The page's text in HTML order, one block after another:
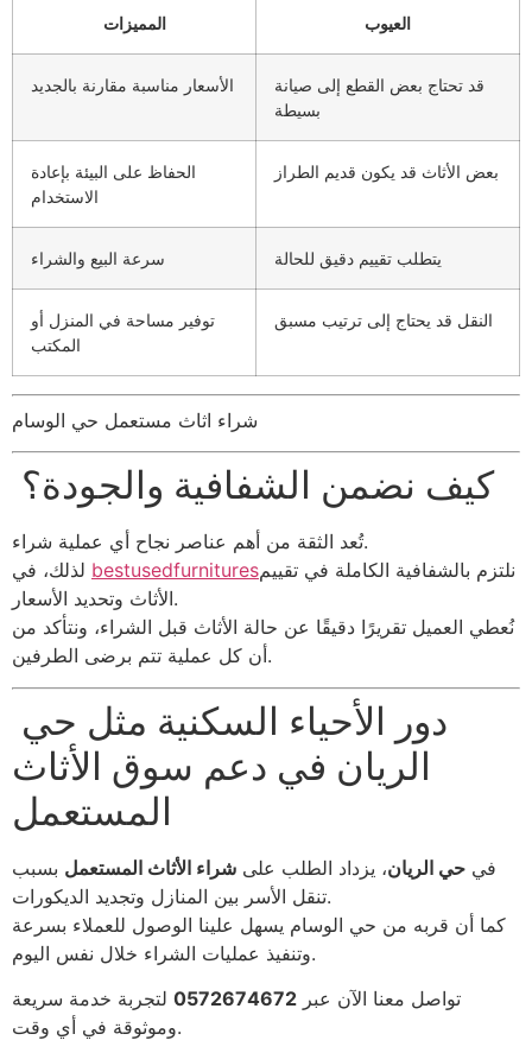
المميزات العيوب
الأسعار مناسبة مقارنة بالجديد
قد تحتاج بعض القطع إلى صيانة
بسيطة
الحفاظ على البيئة بإعادة
الاستخدام
بعض الأثاث قد يكون قديم الطراز
سرعة البيع والشراء يتطلب تقييم دقيق للحالة
توفير مساحة في المنزل أو
المكتب
النقل قد يحتاج إلى ترتيب مسبق
شراء اثاث مستعمل حي الوسام
كيف نضمن الشفافية والجودة؟
تُعد الثقة من أهم عناصر نجاح أي عملية شراء.
bestusedfurnituresنلتزم بالشفافية الكاملة في تقييم
الأثاث وتحديد الأسعار.
نُعطي العميل تقريرًا دقيقًا عن حالة الأثاث قبل الشراء، ونتأكد من
أن كل عملية تتم برضى الطرفين.
الريان في دعم سوق الأثاث
المستعمل
في حي الريان، يزداد الطلب على شراء الأثاث المستعمل بسبب
تنقل الأسر بين المنازل وتجديد الديكورات.
كما أن قربه من حي الوسام يسهل علينا الوصول للعملاء بسرعة
وتنفيذ عمليات الشراء خلال نفس اليوم.
تواصل معنا الآن عبر 0572674672 لتجربة خدمة سريعة
وموثوقة في أي وقت.